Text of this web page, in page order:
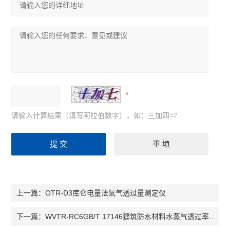
请输入计算结果（填写阿拉伯数字），如：三加四=7
上一篇：OTR-D3库仑电量法氧气透过量测定仪
下一篇：WVTR-RC6GB/T 17146建筑防水材料水蒸气透过率测试仪